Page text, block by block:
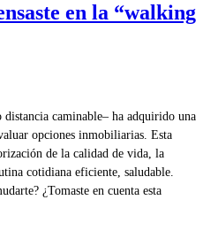
en la “walking
caminable– ha adquirido una
opciones inmobiliarias. Esta
de la calidad de vida, la
cotidiana eficiente, saludable.
¿Tomaste en cuenta esta